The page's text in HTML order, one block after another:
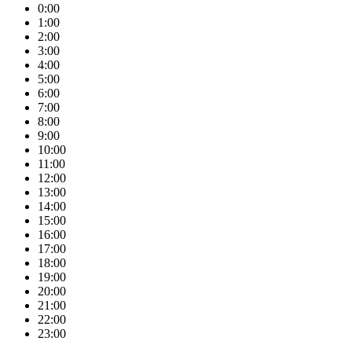
0:00
1:00
2:00
3:00
4:00
5:00
6:00
7:00
8:00
9:00
10:00
11:00
12:00
13:00
14:00
15:00
16:00
17:00
18:00
19:00
20:00
21:00
22:00
23:00